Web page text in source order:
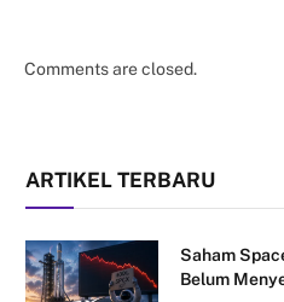
Comments are closed.
ARTIKEL TERBARU
Saham
Belum